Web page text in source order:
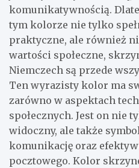
komunikatywnością.
tym kolorze nie tylko
praktyczne, ale również
wartości społeczne,
Niemczech są przede
Ten wyrazisty kolor ma
zarówno w aspektach
społecznych. Jest on nie
widoczny, ale także
komunikację oraz
pocztowego. Kolor